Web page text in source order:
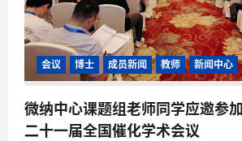
n
会议 博士 成员新闻 教师 新闻中心
微纳中心课题组老师同学应邀参加
二十一届全国催化学术会议